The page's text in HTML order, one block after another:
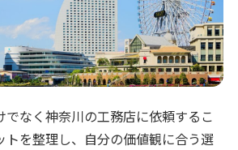
でなく神奈川の工務店に依頼するこ
トを整理し、自分の価値観に合う選